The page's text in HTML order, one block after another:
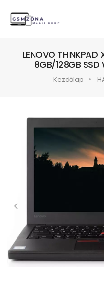
LENOVO
8GB/128GB SSD
Kezdőlap